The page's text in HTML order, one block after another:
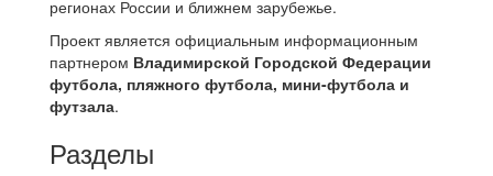
регионах России и ближнем зарубежье.
Проект является официальным информационным
партнером Владимирской Городской Федерации
футбола, пляжного футбола, мини-футбола и
футзала.
Разделы